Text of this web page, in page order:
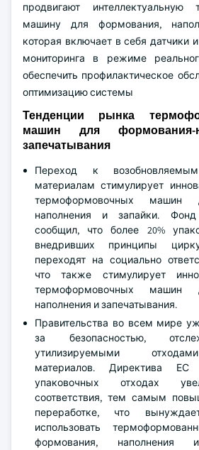
продвигают интеллектуальную
машину для формования,
которая включает в себя датчики
мониторинга в режиме
обеспечить профилактическое
оптимизацию системы
Тенденции рынка
машин для формования-
запечатывания
Переход к
материалам стимулирует
термоформовочных машин
наполнения и запайки.
сообщил, что более 20%
внедривших принципы
переходят на социально
что также стимулирует
термоформовочных машин
наполнения и запечатывания.
Правительства во всем мире
за безопасностью,
утилизируемыми
материалов. Директива
упаковочных отходах
соответствия, тем самым
переработке, что
использовать
формования, наполнения